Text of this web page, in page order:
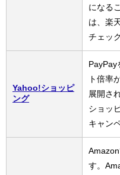
になる
は、楽
チェッ
Yahoo!ショッピ
ング
PayPay
ト倍率
展開さ
ショッ
キャン
す。